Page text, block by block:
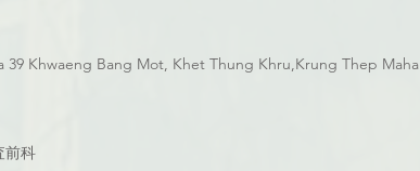
39 Khwaeng Bang Mot, Khet Thung Khru,Krung Thep Maha
前科